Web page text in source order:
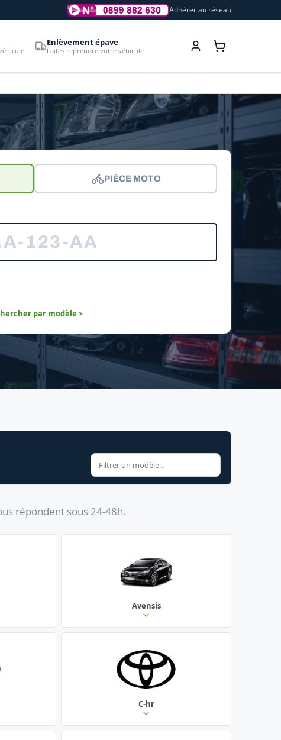
Adhérer au réseau
Enlèvement épave
Faites reprendre votre véhicule
PIÈCE MOTO
par modèle >
répondent sous 24-48h.
Avensis
C-hr